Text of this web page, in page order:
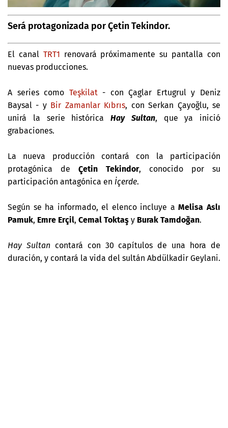
Será protagonizada por Çetin Tekindor.
El canal TRT1 renovará próximamente su pantalla con
nuevas producciones.
A series como Teşkilat- con Çaglar Ertugrul y Deniz
Baysal - y Bir Zamanlar Kıbrıs, con Serkan Çayoğlu, se
unirá la serie histórica Hay Sultan, que ya inició
grabaciones.
La nueva producción contará con la participación
protagónica de Çetin Tekindor, conocido por su
participación antagónica en İçerde.
Según se ha informado, el elenco incluye aMelisa Aslı
Pamuk, Emre Erçil, Cemal Toktaş y Burak Tamdoğan.
Hay Sultancontará con 30 capítulos de una hora de
duración, y contará la vida del sultán Abdülkadir Geylani.